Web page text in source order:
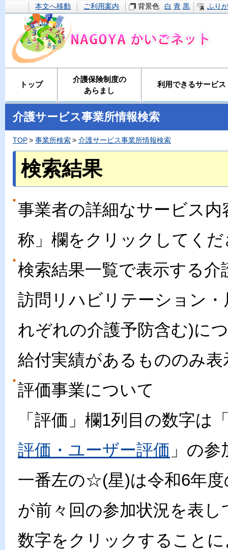
本文へ移動 ご利用案内 背景色 白 青 黒 ふり
トップ
介護保険制度の
あらまし
利用できるサービス
介護サービス事業所情報検索
TOP 事業所検索 介護サービス事業所情報検索
検索結果
事業者の詳細なサービス
称」欄をクリックしてく
検索結果一覧で表示する
訪問リハビリテーション
れぞれの介護予防含む)に
給付実績があるもののみ
評価事業について
「評価」欄1列目の数字は
評価・ユーザー評価 」の
一番左の☆(星)は令和6年
が前々回の参加状況を表し
数字をクリックすること